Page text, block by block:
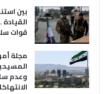
بين
قوات
مجلة
وعدم